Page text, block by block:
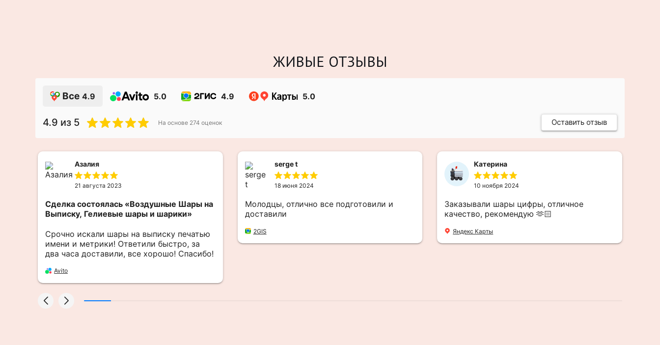
ЖИВЫЕ ОТЗЫВЫ
Все 4.9 5.0 4.9 5.0
4.9 из 5 На основе 274 оценок Оставить отзыв
Азалия
21 августа 2023
Сделка состоялась «Воздушные Шары на
Выписку, Гелиевые шары и шарики»
Срочно искали шары на выписку печатью
имени и метрики! Ответили быстро, за
два часа доставили, все хорошо! Спасибо!
Avito
serge t
18 июня 2024
Молодцы, отлично все подготовили и
доставили
2GIS
Катерина
10 ноября 2024
Заказывали шары цифры, отличное
качество, рекомендую 🫶🏻
Яндекс Карты